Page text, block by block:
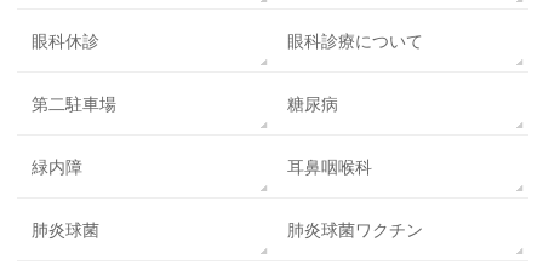
眼科休診 眼科診療について
第二駐車場 糖尿病
緑内障 耳鼻咽喉科
肺炎球菌 肺炎球菌ワクチン